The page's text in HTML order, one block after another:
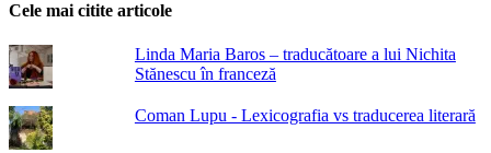
Cele mai citite articole
Linda Maria Baros – traducătoare a lui Nichita
Stănescu în franceză
Coman Lupu - Lexicografia vs traducerea literară